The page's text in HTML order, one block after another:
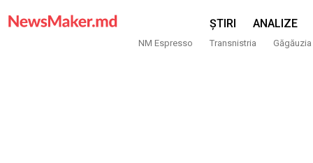
ȘTIRI ANALIZE
NM Espresso Transnistria Găgăuzia